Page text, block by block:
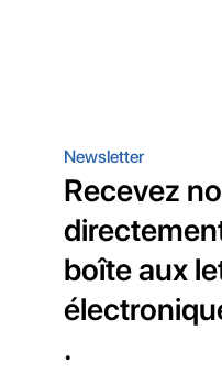
Newsletter
Recevez
boîte aux
.